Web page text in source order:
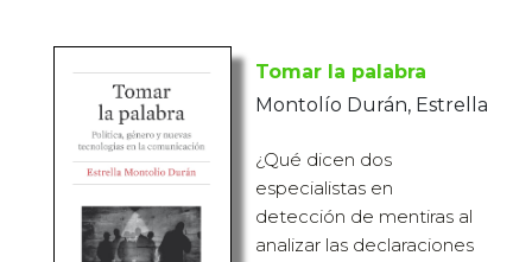
Tomar la palabra
Montolío Durán, Estrella
¿Qué dicen dos
especialistas en
detección de mentiras al
analizar las declaraciones